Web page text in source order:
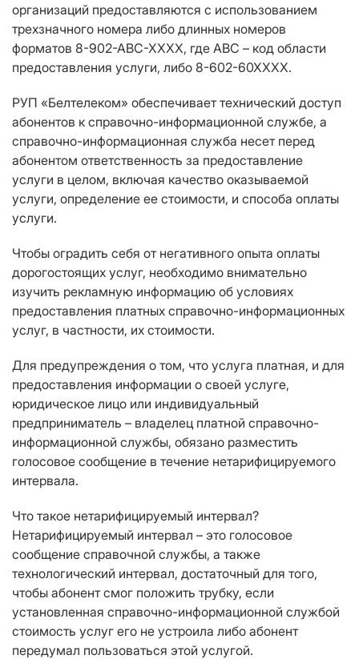
организаций предоставляются с использованием
трехзначного номера либо длинных номеров
форматов 8-902-АВС-ХХХХ, где АВС – код области
предоставления услуги, либо 8-602-60ХХХХ.
РУП «Белтелеком» обеспечивает технический доступ
абонентов к справочно-информационной службе, а
справочно-информационная служба несет перед
абонентом ответственность за предоставление
услуги в целом, включая качество оказываемой
услуги, определение ее стоимости, и способа оплаты
услуги.
Чтобы оградить себя от негативного опыта оплаты
дорогостоящих услуг, необходимо внимательно
изучить рекламную информацию об условиях
предоставления платных справочно-информационных
услуг, в частности, их стоимости.
Для предупреждения о том, что услуга платная, и для
предоставления информации о своей услуге,
юридическое лицо или индивидуальный
предприниматель – владелец платной справочно-
информационной службы, обязано разместить
голосовое сообщение в течение нетарифицируемого
интервала.
Что такое нетарифицируемый интервал?
Нетарифицируемый интервал – это голосовое
сообщение справочной службы, а также
технологический интервал, достаточный для того,
чтобы абонент смог положить трубку, если
установленная справочно-информационной службой
стоимость услуг его не устроила либо абонент
передумал пользоваться этой услугой.